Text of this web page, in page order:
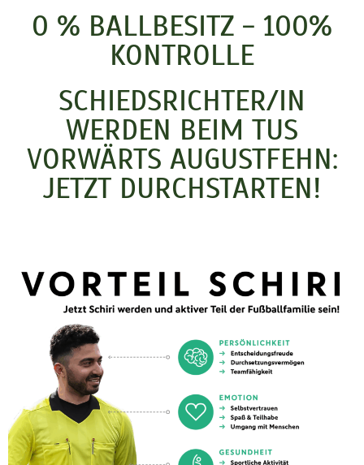
0 % BALLBESITZ - 100%
KONTROLLE
SCHIEDSRICHTER/IN
WERDEN BEIM TUS
VORWÄRTS AUGUSTFEHN:
JETZT DURCHSTARTEN!